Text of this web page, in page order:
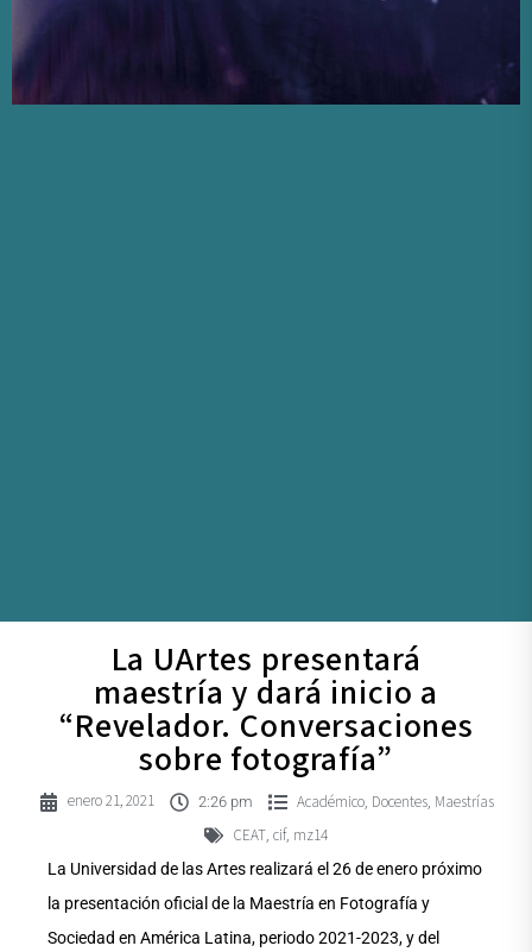
La UArtes presentará
maestría y dará inicio a
“Revelador. Conversaciones
sobre fotografía”
enero 21, 2021 2:26 pm Académico, Docentes, Maestrías
CEAT cif, mz14
La Universidad de las Artes realizará el 26 de enero próximo
la presentación oficial de la Maestría en Fotografía y
Sociedad en América Latina, periodo 2021-2023, y del